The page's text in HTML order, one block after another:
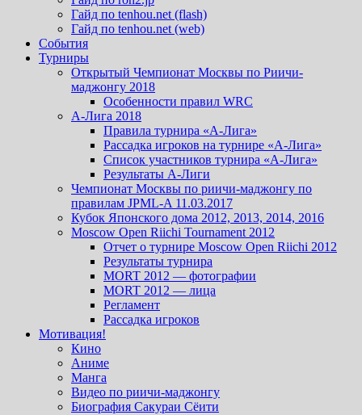
Гайд по tenhou.net (flash)
Гайд по tenhou.net (web)
События
Турниры
Открытый Чемпионат Москвы по Риичи-
маджонгу 2018
Особенности правил WRC
А-Лига 2018
Правила турнира «А-Лига»
Рассадка игроков на турнире «А-Лига»
Список участников турнира «А-Лига»
Результаты А-Лиги
Чемпионат Москвы по риичи-маджонгу по
правилам JPML-A 11.03.2017
Кубок Японского дома 2012, 2013, 2014, 2016
Moscow Open Riichi Tournament 2012
Отчет о турнире Moscow Open Riichi 2012
Результаты турнира
MORT 2012 — фотографии
MORT 2012 — лица
Регламент
Рассадка игроков
Мотивация!
Кино
Аниме
Манга
Видео по риичи-маджонгу
Биография Сакураи Сёити